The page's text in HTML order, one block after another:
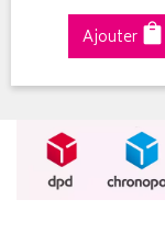
Ajouter